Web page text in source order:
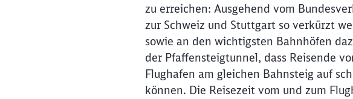
zu erreichen: Ausgehend vom
zur Schweiz und Stuttgart so verkürzt
sowie an den wichtigsten Bahnhöfen
der Pfaffensteigtunnel, dass Reisende
Flughafen am gleichen Bahnsteig auf
können. Die Reisezeit vom und zum